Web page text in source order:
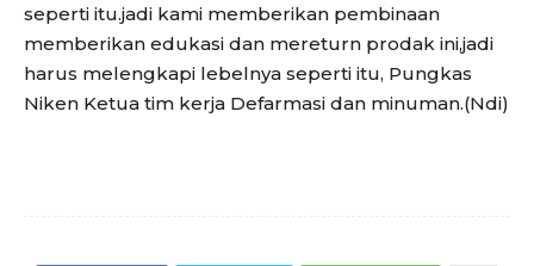
seperti itu.jadi kami memberikan pembinaan
memberikan edukasi dan mereturn prodak ini,jadi
harus melengkapi lebelnya seperti itu, Pungkas
Niken Ketua tim kerja Defarmasi dan minuman.(Ndi)